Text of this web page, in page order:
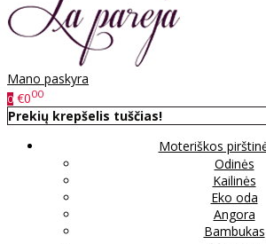
Mano paskyra
0 €000
Prekių krepšelis tuščias!
Moteriškos
Odinės
Kailinės
Eko oda
Angora
Bambukas